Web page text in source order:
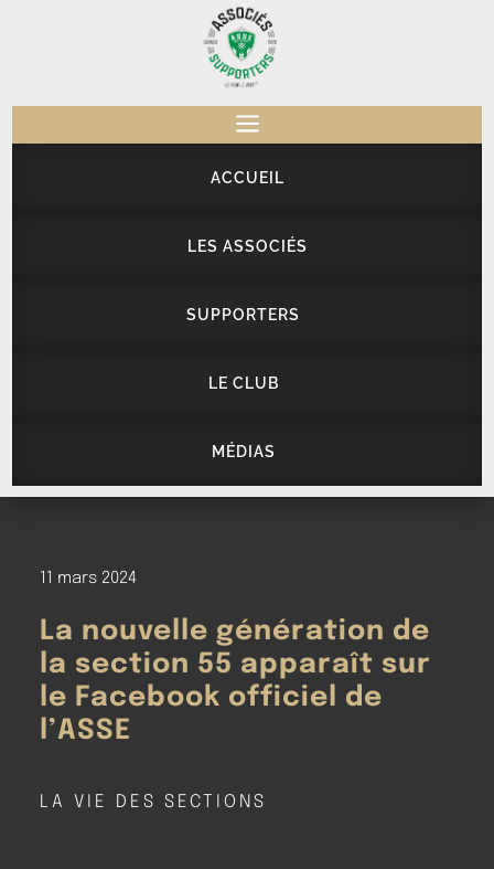
a
ACCUEIL
LES ASSOCIÉS
SUPPORTERS
LE CLUB
MÉDIAS
11 mars 2024
La nouvelle génération de
la section 55 apparaît sur
le Facebook officiel de
l’ASSE
LA VIE DES SECTIONS